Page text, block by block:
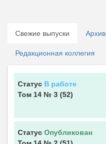
Свежие выпуски Архив
Редакционная коллегия
Статус В работе
Том 14 № 3 (52)
Статус Опубликован